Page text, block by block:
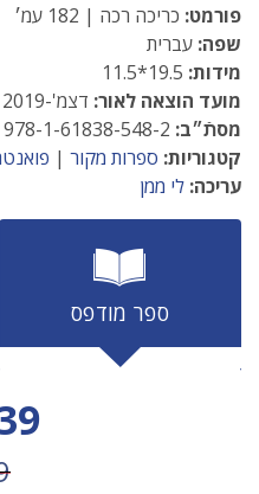
פורמט: כריכה רכה | 182 עמ׳
שפה: עברית
מידות:
מועד הוצאה לאור: דצמ'-2019
מסתֿ״ב:
קטגוריות: ספרות מקור |
עריכה: לי ממן
ספר מודפס
₪